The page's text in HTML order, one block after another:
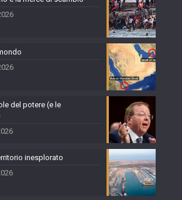
del potere (e le
inesplorato